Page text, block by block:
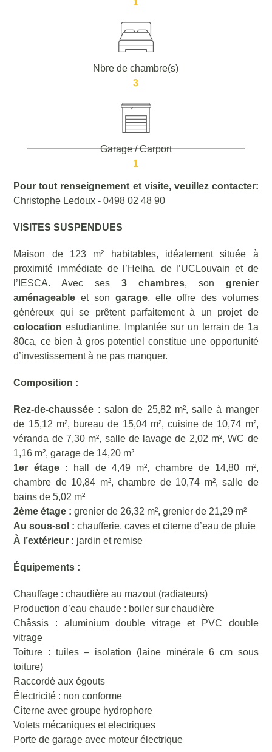
Nbre de chambre(s)
3
Garage / Carport
1
Pour tout renseignement et visite, veuillez contacter:
Christophe Ledoux - 0498 02 48 90
VISITES SUSPENDUES
Maison de 123 m² habitables, idéalement située à
proximité immédiate de l’Helha, de l’UCLouvain et de
l’IESCA. Avec ses 3 chambres, son grenier
aménageable et songarage, elle offre des volumes
généreux qui se prêtent parfaitement à un projet de
colocation estudiantine. Implantée sur un terrain de 1a
80ca, ce bien à gros potentiel constitue une opportunité
d’investissement à ne pas manquer.
Composition :
Rez-de-chaussée : salon de 25,82 m², salle à manger
de 15,12 m², bureau de 15,04 m², cuisine de 10,74 m²,
véranda de 7,30 m², salle de lavage de 2,02 m², WC de
1,16 m², garage de 14,20 m²
1er étage : hall de 4,49 m², chambre de 14,80 m²,
chambre de 10,84 m², chambre de 10,74 m², salle de
bains de 5,02 m²
2ème étage : grenier de 26,32 m², grenier de 21,29 m²
Au sous-sol : chaufferie, caves et citerne d’eau de pluie
À l’extérieur : jardin et remise
Équipements :
Chauffage : chaudière au mazout (radiateurs)
Production d’eau chaude : boiler sur chaudière
Châssis : aluminium double vitrage et PVC double
vitrage
Toiture : tuiles – isolation (laine minérale 6 cm sous
toiture)
Raccordé aux égouts
Électricité : non conforme
Citerne avec groupe hydrophore
Volets mécaniques et electriques
Porte de garage avec moteur électrique